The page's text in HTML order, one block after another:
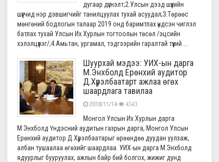
дугаар дүгнэлт;2.Улсын дээд шүүхийн
шүүгчид нэр дэвшигчийг танилцуулах тухай асуудал;3.Төрөөс
мөнгөний бодлогын талаар 2019 онд баримтлах үндсэн чиглэл
батлах тухай Улсын Их Хурлын тогтоолын төсөл /эцсийн
хэлэлцүүлэг/;4.Амьтан, ургамал, тэдгээрийн гаралтай түүхий ...
Шуурхай мэдээ: УИХ-ын дарга
М.Энхболд Ерөнхий аудитор
Д.Хүрэлбаатарт ажлаа өгөх
шаардлага тавилаа
2018/11/14 4543
Монгол Улсын Их Хурлын дарга
М.Энхболд Үндэсний аудитын газрын дарга, Монгол Улсын
Ерөнхий аудитор Д.Хүрэлбаатарыг өрөөндөө дуудан уулзаж,
албан тушаалаа өгөхийг шаардлаа. УИХ-ын дарга М.Энхболд
ядуурлыг бууруулах, ажлын байр бий болгох, жижиг дунд